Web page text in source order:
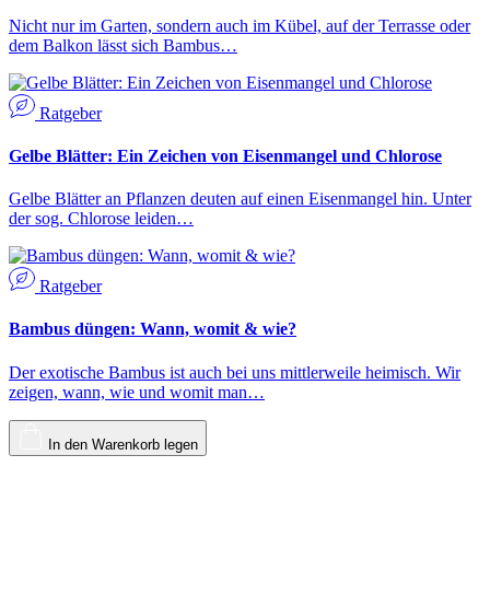
Nicht nur im Garten, sondern auch im Kübel, auf der Terrasse oder
dem Balkon lässt sich Bambus…
Ratgeber
Gelbe Blätter: Ein Zeichen von Eisenmangel und Chlorose
Gelbe Blätter an Pflanzen deuten auf einen Eisenmangel hin. Unter
der sog. Chlorose leiden…
Ratgeber
Bambus düngen: Wann, womit & wie?
Der exotische Bambus ist auch bei uns mittlerweile heimisch. Wir
zeigen, wann, wie und womit man…
In den Warenkorb legen